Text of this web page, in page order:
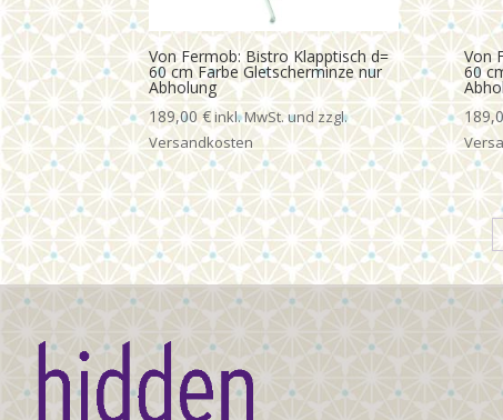
Von Fermob: Bistro Klapptisch d=
60 cm Farbe Gletscherminze nur
Abholung
189,00€
Von
60